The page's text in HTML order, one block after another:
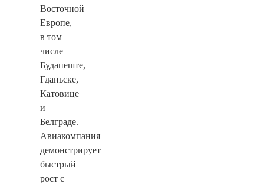
Восточной
Европе,
в том
числе
Будапеште,
Гданьске,
Катовице
и
Белграде.
Авиакомпания
демонстрирует
быстрый
рост с